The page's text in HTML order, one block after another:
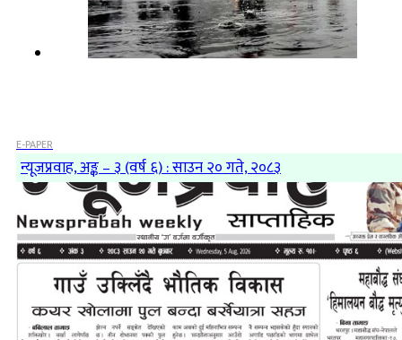
E-PAPER
न्यूजप्रवाह, अङ्क – ३ (वर्ष ६) : साउन २० गते, २०८३